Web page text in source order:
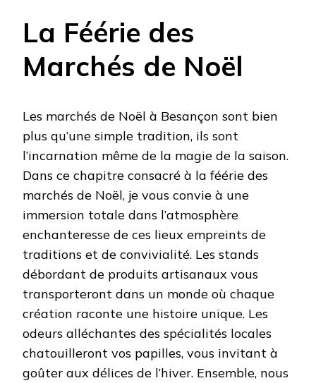
La Féérie des
Marchés de Noël
Les marchés de Noël à Besançon sont bien
plus qu’une simple tradition, ils sont
l’incarnation même de la magie de la saison.
Dans ce chapitre consacré à la féérie des
marchés de Noël, je vous convie à une
immersion totale dans l’atmosphère
enchanteresse de ces lieux empreints de
traditions et de convivialité. Les stands
débordant de produits artisanaux vous
transporteront dans un monde où chaque
création raconte une histoire unique. Les
odeurs alléchantes des spécialités locales
chatouilleront vos papilles, vous invitant à
goûter aux délices de l’hiver. Ensemble, nous